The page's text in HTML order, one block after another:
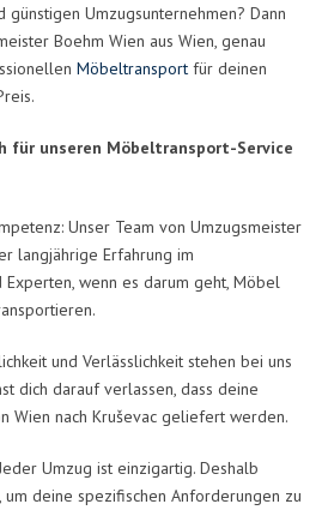
Umzugsunternehmen? Dann
Boehm Wien aus Wien, genau
Möbeltransport für deinen
für unseren Möbeltransport-Service
Unser Team von Umzugsmeister
langjährige Erfahrung im
Experten, wenn es darum geht, Möbel
und Verlässlichkeit stehen bei uns
dich darauf verlassen, dass deine
Wien nach Kruševac geliefert werden.
Umzug ist einzigartig. Deshalb
deine spezifischen Anforderungen zu